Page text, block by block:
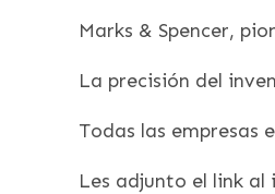
Marks & Spencer,
La precisión del
Todas las empresas
Les adjunto el link